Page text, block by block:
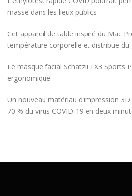
masse dans les lieux publics
Cet appareil de table inspiré du Mac
température corporelle et distribue du
Le masque facial Schatzii TX3 Sports
ergonomique.
Un nouveau matériau d’impression
70 % du virus COVID-19 en deux